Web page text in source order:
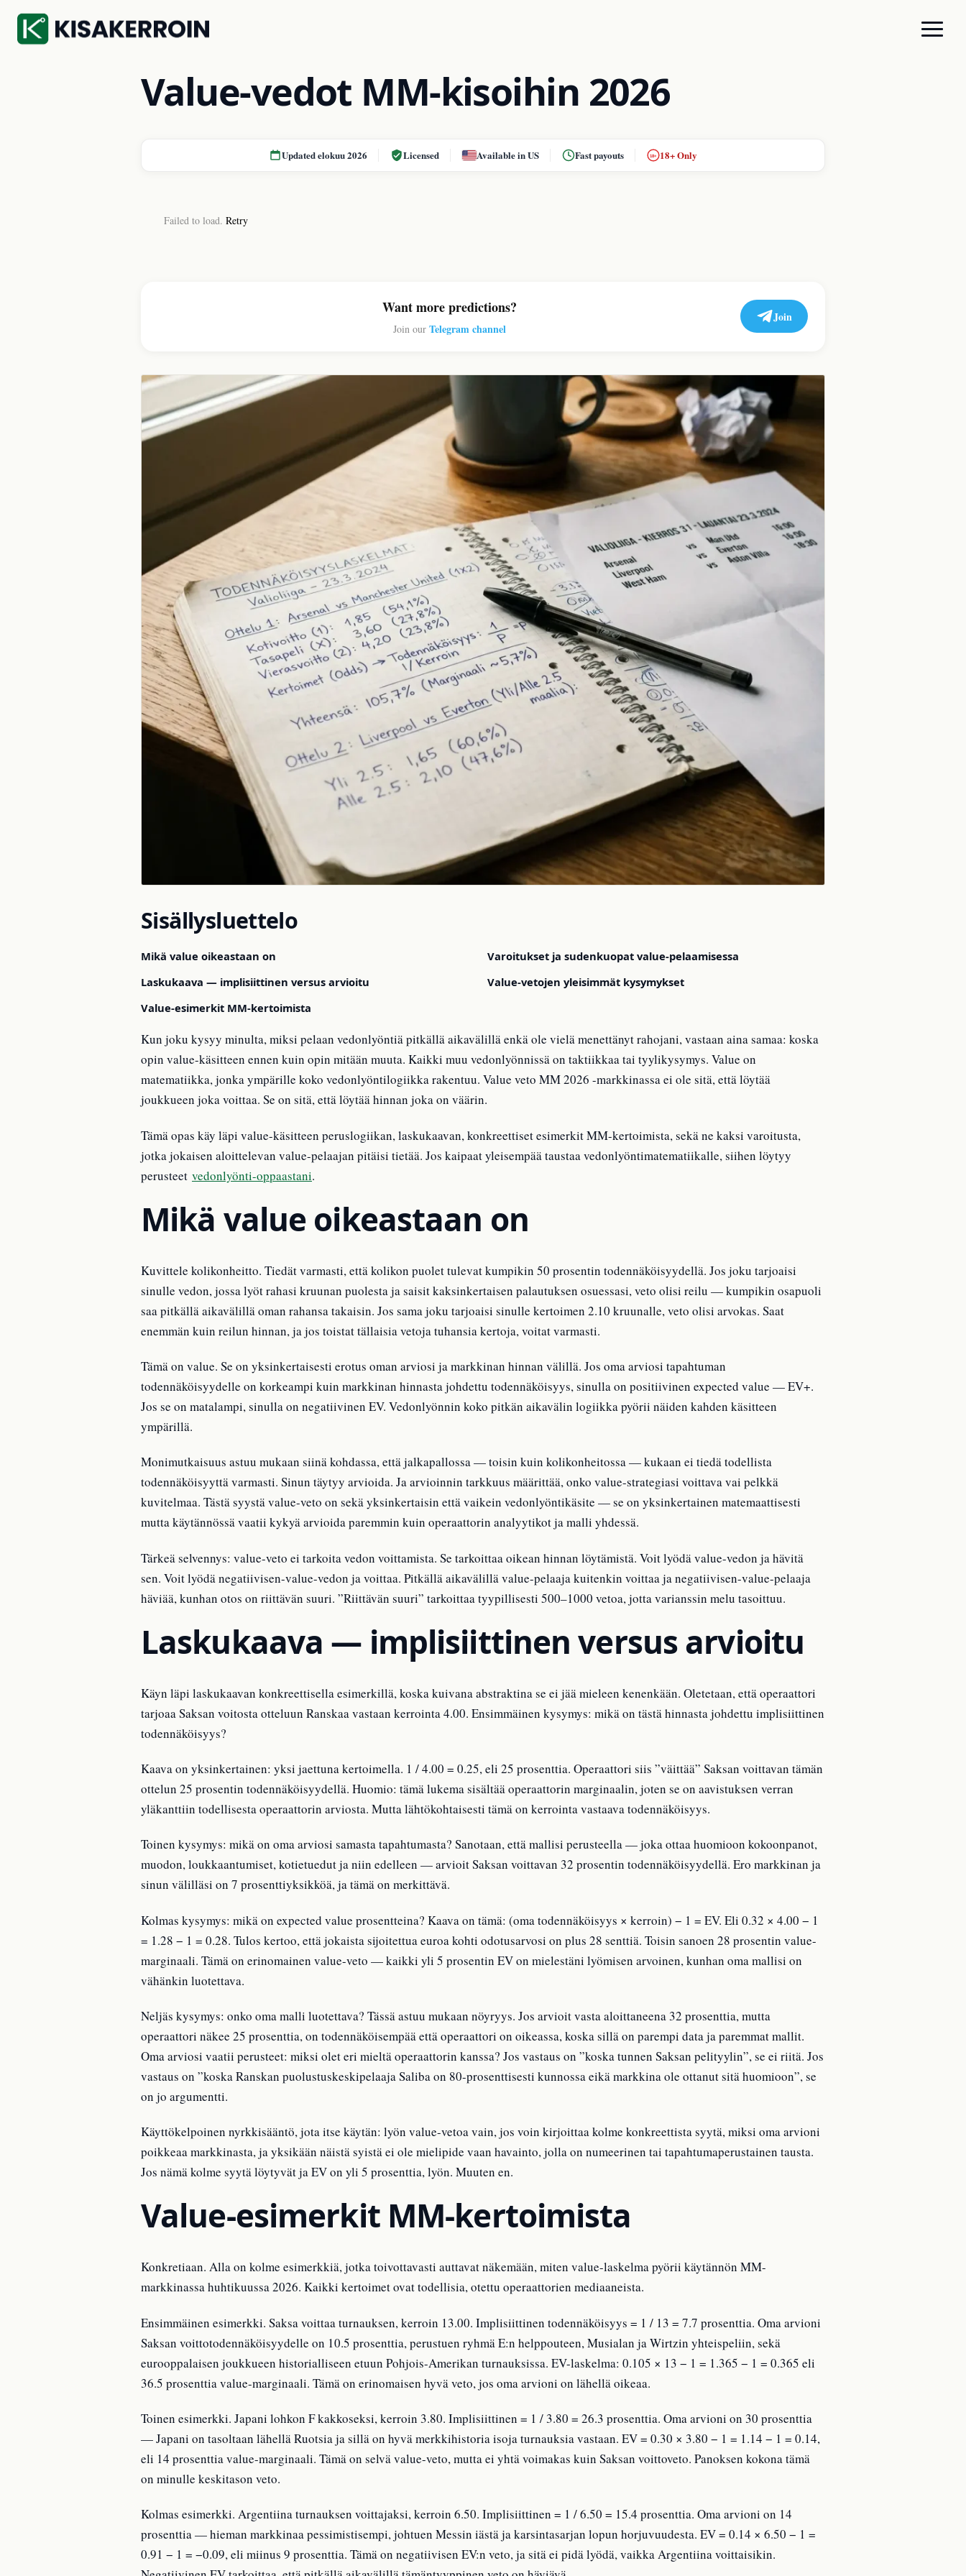
Value-vedot MM-kisoihin 2026
Updated elokuu 2026 Licensed Available in US Fast payouts 18+ 18+ Only
Failed to load. Retry
Want more predictions?
Join our Telegram channel
Join
Sisällysluettelo
Mikä value oikeastaan on
Laskukaava — implisiittinen versus arvioitu
Value-esimerkit MM-kertoimista
Varoitukset ja sudenkuopat value-pelaamisessa
Value-vetojen yleisimmät kysymykset
Kun joku kysyy minulta, miksi pelaan vedonlyöntiä pitkällä aikavälillä enkä ole vielä menettänyt rahojani, vastaan aina samaa: koska
opin value-käsitteen ennen kuin opin mitään muuta. Kaikki muu vedonlyönnissä on taktiikkaa tai tyylikysymys. Value on
matematiikka, jonka ympärille koko vedonlyöntilogiikka rakentuu. Value veto MM 2026 -markkinassa ei ole sitä, että löytää
joukkueen joka voittaa. Se on sitä, että löytää hinnan joka on väärin.
Tämä opas käy läpi value-käsitteen peruslogiikan, laskukaavan, konkreettiset esimerkit MM-kertoimista, sekä ne kaksi varoitusta,
jotka jokaisen aloittelevan value-pelaajan pitäisi tietää. Jos kaipaat yleisempää taustaa vedonlyöntimatematiikalle, siihen löytyy
perusteet vedonlyönti-oppaastani.
Mikä value oikeastaan on
Kuvittele kolikonheitto. Tiedät varmasti, että kolikon puolet tulevat kumpikin 50 prosentin todennäköisyydellä. Jos joku tarjoaisi
sinulle vedon, jossa lyöt rahasi kruunan puolesta ja saisit kaksinkertaisen palautuksen osuessasi, veto olisi reilu — kumpikin osapuoli
saa pitkällä aikavälillä oman rahansa takaisin. Jos sama joku tarjoaisi sinulle kertoimen 2.10 kruunalle, veto olisi arvokas. Saat
enemmän kuin reilun hinnan, ja jos toistat tällaisia vetoja tuhansia kertoja, voitat varmasti.
Tämä on value. Se on yksinkertaisesti erotus oman arviosi ja markkinan hinnan välillä. Jos oma arviosi tapahtuman
todennäköisyydelle on korkeampi kuin markkinan hinnasta johdettu todennäköisyys, sinulla on positiivinen expected value — EV+.
Jos se on matalampi, sinulla on negatiivinen EV. Vedonlyönnin koko pitkän aikavälin logiikka pyörii näiden kahden käsitteen
ympärillä.
Monimutkaisuus astuu mukaan siinä kohdassa, että jalkapallossa — toisin kuin kolikonheitossa — kukaan ei tiedä todellista
todennäköisyyttä varmasti. Sinun täytyy arvioida. Ja arvioinnin tarkkuus määrittää, onko value-strategiasi voittava vai pelkkä
kuvitelmaa. Tästä syystä value-veto on sekä yksinkertaisin että vaikein vedonlyöntikäsite — se on yksinkertainen matemaattisesti
mutta käytännössä vaatii kykyä arvioida paremmin kuin operaattorin analyytikot ja malli yhdessä.
Tärkeä selvennys: value-veto ei tarkoita vedon voittamista. Se tarkoittaa oikean hinnan löytämistä. Voit lyödä value-vedon ja hävitä
sen. Voit lyödä negatiivisen-value-vedon ja voittaa. Pitkällä aikavälillä value-pelaaja kuitenkin voittaa ja negatiivisen-value-pelaaja
häviää, kunhan otos on riittävän suuri. ”Riittävän suuri” tarkoittaa tyypillisesti 500–1000 vetoa, jotta varianssin melu tasoittuu.
Laskukaava — implisiittinen versus arvioitu
Käyn läpi laskukaavan konkreettisella esimerkillä, koska kuivana abstraktina se ei jää mieleen kenenkään. Oletetaan, että operaattori
tarjoaa Saksan voitosta otteluun Ranskaa vastaan kerrointa 4.00. Ensimmäinen kysymys: mikä on tästä hinnasta johdettu implisiittinen
todennäköisyys?
Kaava on yksinkertainen: yksi jaettuna kertoimella. 1 / 4.00 = 0.25, eli 25 prosenttia. Operaattori siis ”väittää” Saksan voittavan tämän
ottelun 25 prosentin todennäköisyydellä. Huomio: tämä lukema sisältää operaattorin marginaalin, joten se on aavistuksen verran
yläkanttiin todellisesta operaattorin arviosta. Mutta lähtökohtaisesti tämä on kerrointa vastaava todennäköisyys.
Toinen kysymys: mikä on oma arviosi samasta tapahtumasta? Sanotaan, että mallisi perusteella — joka ottaa huomioon kokoonpanot,
muodon, loukkaantumiset, kotietuedut ja niin edelleen — arvioit Saksan voittavan 32 prosentin todennäköisyydellä. Ero markkinan ja
sinun välilläsi on 7 prosenttiyksikköä, ja tämä on merkittävä.
Kolmas kysymys: mikä on expected value prosentteina? Kaava on tämä: (oma todennäköisyys × kerroin) − 1 = EV. Eli 0.32 × 4.00 − 1
= 1.28 − 1 = 0.28. Tulos kertoo, että jokaista sijoitettua euroa kohti odotusarvosi on plus 28 senttiä. Toisin sanoen 28 prosentin value-
marginaali. Tämä on erinomainen value-veto — kaikki yli 5 prosentin EV on mielestäni lyömisen arvoinen, kunhan oma mallisi on
vähänkin luotettava.
Neljäs kysymys: onko oma malli luotettava? Tässä astuu mukaan nöyryys. Jos arvioit vasta aloittaneena 32 prosenttia, mutta
operaattori näkee 25 prosenttia, on todennäköisempää että operaattori on oikeassa, koska sillä on parempi data ja paremmat mallit.
Oma arviosi vaatii perusteet: miksi olet eri mieltä operaattorin kanssa? Jos vastaus on ”koska tunnen Saksan pelityylin”, se ei riitä. Jos
vastaus on ”koska Ranskan puolustuskeskipelaaja Saliba on 80-prosenttisesti kunnossa eikä markkina ole ottanut sitä huomioon”, se
on jo argumentti.
Käyttökelpoinen nyrkkisääntö, jota itse käytän: lyön value-vetoa vain, jos voin kirjoittaa kolme konkreettista syytä, miksi oma arvioni
poikkeaa markkinasta, ja yksikään näistä syistä ei ole mielipide vaan havainto, jolla on numeerinen tai tapahtumaperustainen tausta.
Jos nämä kolme syytä löytyvät ja EV on yli 5 prosenttia, lyön. Muuten en.
Value-esimerkit MM-kertoimista
Konkretiaan. Alla on kolme esimerkkiä, jotka toivottavasti auttavat näkemään, miten value-laskelma pyörii käytännön MM-
markkinassa huhtikuussa 2026. Kaikki kertoimet ovat todellisia, otettu operaattorien mediaaneista.
Ensimmäinen esimerkki. Saksa voittaa turnauksen, kerroin 13.00. Implisiittinen todennäköisyys = 1 / 13 = 7.7 prosenttia. Oma arvioni
Saksan voittotodennäköisyydelle on 10.5 prosenttia, perustuen ryhmä E:n helppouteen, Musialan ja Wirtzin yhteispeliin, sekä
eurooppalaisen joukkueen historialliseen etuun Pohjois-Amerikan turnauksissa. EV-laskelma: 0.105 × 13 − 1 = 1.365 − 1 = 0.365 eli
36.5 prosenttia value-marginaali. Tämä on erinomaisen hyvä veto, jos oma arvioni on lähellä oikeaa.
Toinen esimerkki. Japani lohkon F kakkoseksi, kerroin 3.80. Implisiittinen = 1 / 3.80 = 26.3 prosenttia. Oma arvioni on 30 prosenttia
— Japani on tasoltaan lähellä Ruotsia ja sillä on hyvä merkkihistoria isoja turnauksia vastaan. EV = 0.30 × 3.80 − 1 = 1.14 − 1 = 0.14,
eli 14 prosenttia value-marginaali. Tämä on selvä value-veto, mutta ei yhtä voimakas kuin Saksan voittoveto. Panoksen kokona tämä
on minulle keskitason veto.
Kolmas esimerkki. Argentiina turnauksen voittajaksi, kerroin 6.50. Implisiittinen = 1 / 6.50 = 15.4 prosenttia. Oma arvioni on 14
prosenttia — hieman markkinaa pessimistisempi, johtuen Messin iästä ja karsintasarjan lopun horjuvuudesta. EV = 0.14 × 6.50 − 1 =
0.91 − 1 = −0.09, eli miinus 9 prosenttia. Tämä on negatiivisen EV:n veto, ja sitä ei pidä lyödä, vaikka Argentiina voittaisikin.